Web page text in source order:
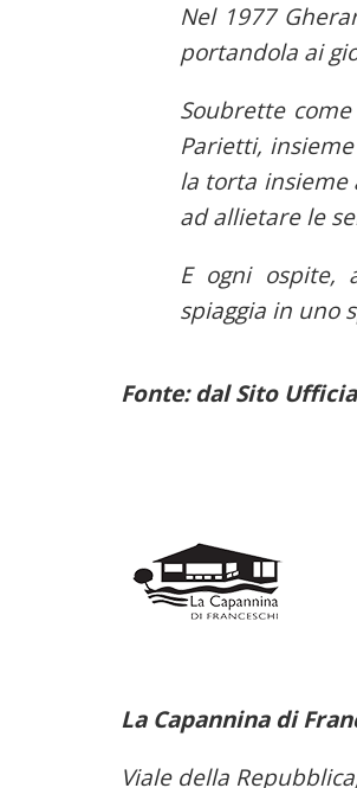
Nel 1977
portandola ai
Soubrette
Parietti,
la torta insieme
ad allietare le
E ogni ospite,
spiaggia in uno
Fonte: dal Sito
La Capannina di
Viale della